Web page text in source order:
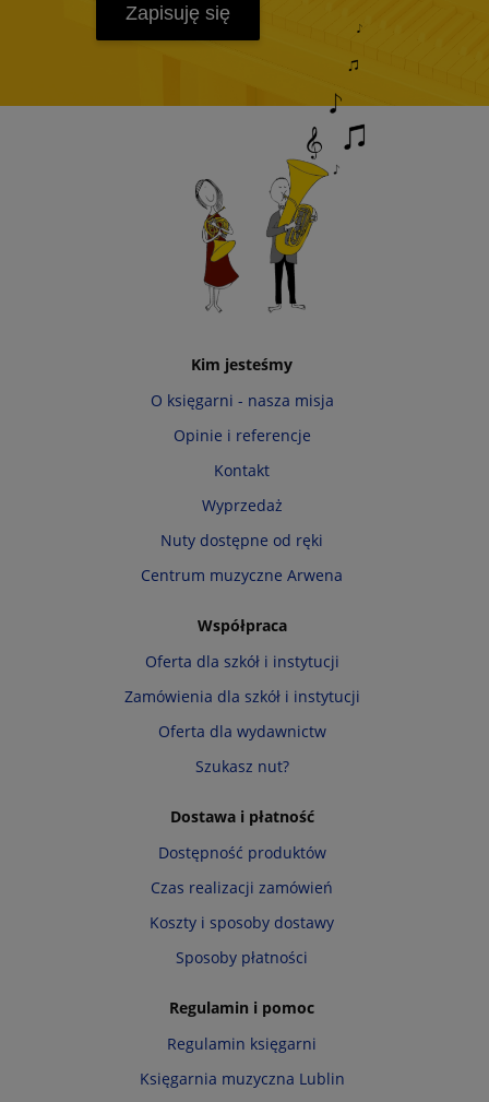
Zapisuję się
Kim jesteśmy
O księgarni - nasza misja
Opinie i referencje
Kontakt
Wyprzedaż
Nuty dostępne od ręki
Centrum muzyczne Arwena
Współpraca
Oferta dla szkół i instytucji
Zamówienia dla szkół i instytucji
Oferta dla wydawnictw
Szukasz nut?
Dostawa i płatność
Dostępność produktów
Czas realizacji zamówień
Koszty i sposoby dostawy
Sposoby płatności
Regulamin i pomoc
Regulamin księgarni
Księgarnia muzyczna Lublin